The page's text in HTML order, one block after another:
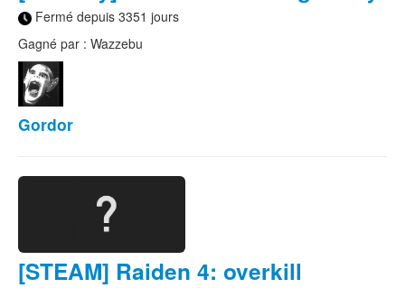
Fermé depuis 3351 jours
Gagné par : Wazzebu
Gordor
[STEAM] Raiden 4: overkill